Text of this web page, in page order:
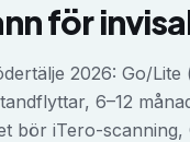
för
2026: Go/
6–12
bör iTero-